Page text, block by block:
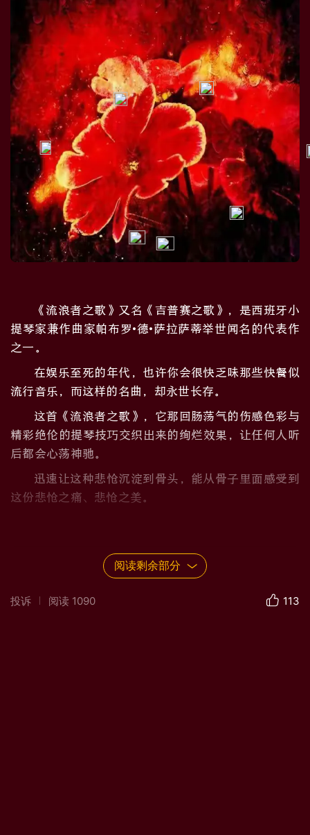
《流浪者之歌》又名《吉普赛之歌》，是西班牙小
提琴家兼作曲家帕布罗•德•萨拉萨蒂举世闻名的代表作
之一。
在娱乐至死的年代，也许你会很快乏味那些快餐似
流行音乐，而这样的名曲，却永世长存。
这首《流浪者之歌》，它那回肠荡气的伤感色彩与
精彩绝伦的提琴技巧交织出来的绚烂效果，让任何人听
后都会心荡神驰。
迅速让这种悲怆沉淀到骨头，能从骨子里面感受到
这份悲怆之痛、悲怆之美。
阅读剩余部分
投诉 阅读 1090 113